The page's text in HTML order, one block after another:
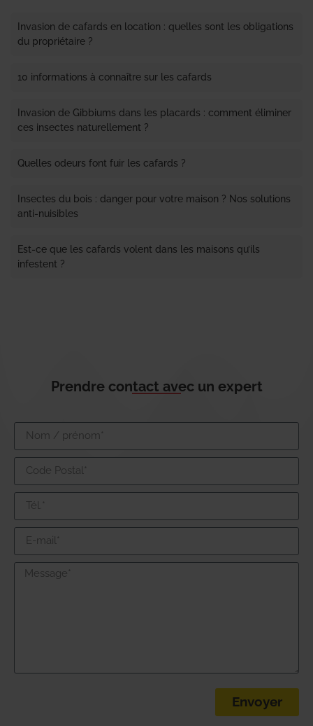
Invasion de cafards en location : quelles sont les obligations
du propriétaire ?
10 informations à connaître sur les cafards
Invasion de Gibbiums dans les placards : comment éliminer
ces insectes naturellement ?
Quelles odeurs font fuir les cafards ?
Insectes du bois : danger pour votre maison ? Nos solutions
anti-nuisibles
Est-ce que les cafards volent dans les maisons qu’ils
infestent ?
Prendre contact avec un expert
Envoyer